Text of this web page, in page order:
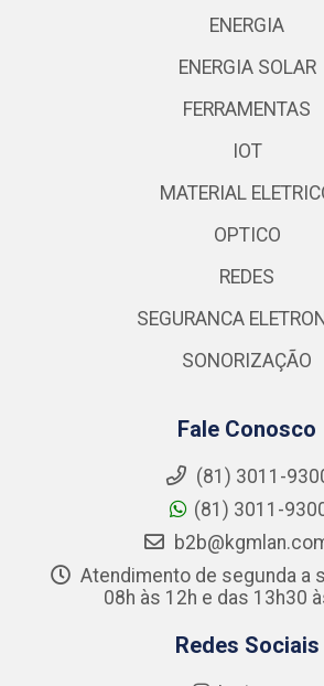
ENERGIA
ENERGIA SOLAR
FERRAMENTAS
IOT
MATERIAL
OPTICO
REDES
SEGURANCA
SONORIZAÇÃO
Fale Conosco
(81) 3011-
(81) 3011-
Atendimento de segunda a
08h às 12h e das 13h30
Redes Sociais